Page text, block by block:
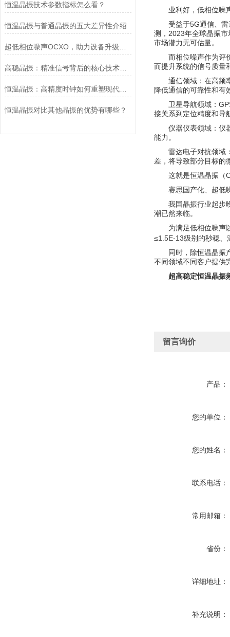
恒温晶振技术参数指标怎么看？
恒温晶振与普通晶振的五大差异性介绍
高稳晶振：精准信号背后的核心技术优势解析
恒温晶振：高精度时钟如何重塑现代科技根基
恒温晶振对比其他晶振的优势有哪些？
业利好，低相位噪
受益于5G通信、
测，2023年全球晶振
市场潜力无可估量。
而相位噪声作为评
而提升系统的信号质量
通信领域：在高频
降低通信的可靠性和有
卫星导航领域：
接关系到定位精度和导
仪器仪表领域：仪
能力。
雷达电子对抗领域
差，将导致部分目标的
这就是恒温晶振（
赛思国产化、超低
我国晶振行业起步
潮已然来临。
为满足低相位噪声
≤1.5E-13级别的秒稳
同时，除恒温晶振
不同领域不同客户提供
超高稳定恒温晶振
留言询价
产品：
您的单位：
您的姓名：
联系电话：
常用邮箱：
省份：
详细地址：
补充说明：